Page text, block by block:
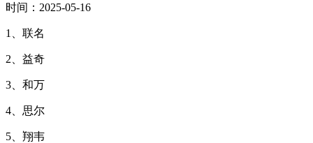
时间：2025-05-16
1、联名
2、益奇
3、和万
4、思尔
5、翔韦